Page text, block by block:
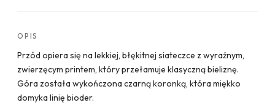
OPIS
Przód opiera się na lekkiej, błękitnej siateczce z wyraźnym,
zwierzęcym printem, który przełamuje klasyczną bieliznę.
Góra została wykończona czarną koronką, która miękko
domyka linię bioder.